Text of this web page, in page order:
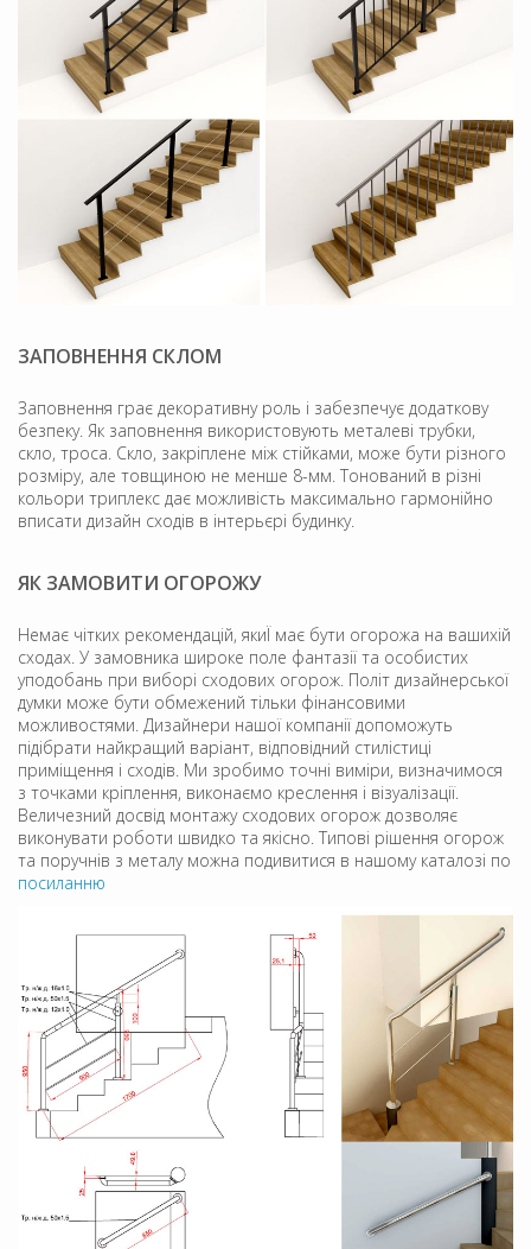
ЗАПОВНЕННЯ СКЛОМ
Заповнення грає декоративну роль і забезпечує додаткову
безпеку. Як заповнення використовують металеві трубки,
скло, троса. Скло, закріплене між стійками, може бути різного
розміру, але товщиною не менше 8-мм. Тонований в різні
кольори триплекс дає можливість максимально гармонійно
вписати дизайн сходів в інтерьєрі будинку.
ЯК ЗАМОВИТИ ОГОРОЖУ
Немає чітких рекомендацій, якиЇ має бути огорожа на вашихій
сходах. У замовника широке поле фантазії та особистих
уподобань при виборі сходових огорож. Політ дизайнерської
думки може бути обмежений тільки фінансовими
можливостями. Дизайнери нашої компанії допоможуть
підібрати найкращий варіант, відповідний стилістиці
приміщення і сходів. Ми зробимо точні виміри, визначимося
з точками кріплення, виконаємо креслення і візуалізації.
Величезний досвід монтажу сходових огорож дозволяє
виконувати роботи швидко та якісно. Типові рішення огорож
та поручнів з металу можна подивитися в нашому каталозі по
посиланню